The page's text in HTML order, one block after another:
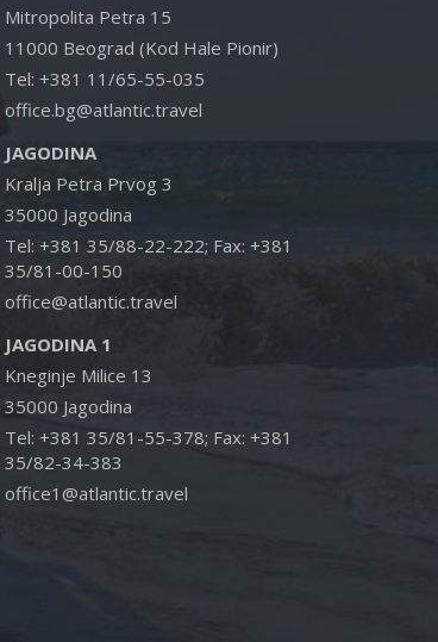
Mitropolita Petra 15
11000 Beograd (Kod Hale Pionir)
Tel: +381 11/65-55-035
office.bg@atlantic.travel
JAGODINA
Kralja Petra Prvog 3
35000 Jagodina
Tel: +381 35/88-22-222; Fax: +381
35/81-00-150
office@atlantic.travel
JAGODINA 1
Kneginje Milice 13
35000 Jagodina
Tel: +381 35/81-55-378; Fax: +381
35/82-34-383
office1@atlantic.travel